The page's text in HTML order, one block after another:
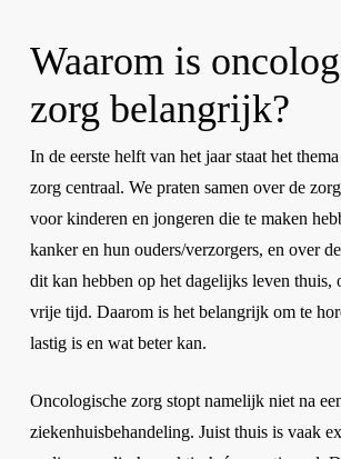
Waarom is
zorg belangrijk?
In de eerste helft van het jaar staat het
zorg centraal. We praten samen over de
voor kinderen en jongeren die te maken
kanker en hun ouders/verzorgers, en over
dit kan hebben op het dagelijks leven thuis,
vrije tijd. Daarom is het belangrijk om te
lastig is en wat beter kan.
Oncologische zorg stopt namelijk niet na
ziekenhuisbehandeling. Juist thuis is vaak